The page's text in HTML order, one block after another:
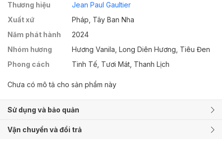
Thương hiệu
Jean Paul Gaultier
Xuất xứ
Pháp, Tây Ban Nha
Năm phát hành
2024
Nhóm hương
Hương Vanila, Long Diên Hương, Tiêu Đen
Phong cách
Tinh Tế, Tươi Mát, Thanh Lịch
Chưa có mô tả cho sản phẩm này
Sử dụng và bảo quản
Vận chuyển và đổi trả